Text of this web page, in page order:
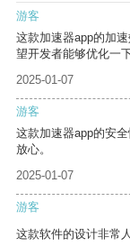
游客
这款加速器app的加
望开发者能够优化一下
2025-01-07
游客
这款加速器app的安
放心。
2025-01-07
游客
这款软件的设计非常